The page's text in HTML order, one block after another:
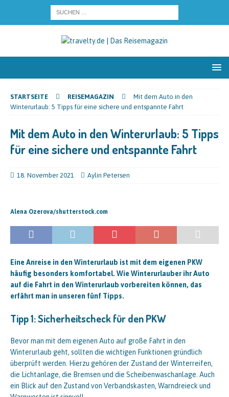
STARTSEITE REISEMAGAZIN
Mit dem Auto in den
Winterurlaub: 5 Tipps für eine sichere und entspannte Fahrt
Mit dem Auto in den Winterurlaub: 5 Tipps
für eine sichere und entspannte Fahrt
18. November 2021 Aylin Petersen
Alena Ozerova/shutterstock.com
Eine Anreise in den Winterurlaub ist mit dem eigenen PKW
häufig besonders komfortabel. Wie Winterurlauber ihr Auto
auf die Fahrt in den Winterurlaub vorbereiten können, das
erfährt man in unseren fünf Tipps.
Tipp 1: Sicherheitscheck für den PKW
Bevor man mit dem eigenen Auto auf große Fahrt in den
Winterurlaub geht, sollten die wichtigen Funktionen gründlich
überprüft werden. Hierzu gehören der Zustand der Winterreifen,
die Lichtanlage, die Bremsen und die Scheibenwaschanlage. Auch
ein Blick auf den Zustand von Verbandskasten, Warndreieck und